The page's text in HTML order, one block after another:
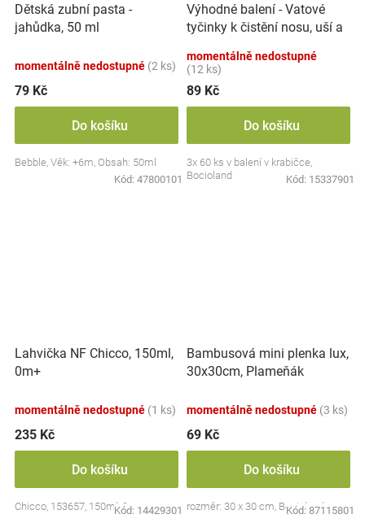
Dětská zubní pasta -
jahůdka, 50 ml
momentálně nedostupné (2 ks)
79 Kč
Do košíku
Bebble, Věk: +6m, Obsah: 50ml
Kód: 47800101
Výhodné balení - Vatové
tyčinky k čistění nosu, uší a
momentálně nedostupné
(12 ks)
89 Kč
Do košíku
3x 60 ks v balení v krabičce,
Bocioland
Kód: 15337901
Lahvička NF Chicco, 150ml,
0m+
momentálně nedostupné (1 ks)
235 Kč
Do košíku
Chicco, 153657, 150ml, 0m+
Kód: 14429301
Bambusová mini plenka lux,
30x30cm, Plameňák
momentálně nedostupné (3 ks)
69 Kč
Do košíku
rozměr: 30 x 30 cm, Bocioland
Kód: 87115801